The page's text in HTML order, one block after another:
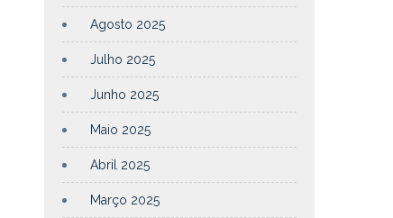
Agosto 2025
Julho 2025
Junho 2025
Maio 2025
Abril 2025
Março 2025